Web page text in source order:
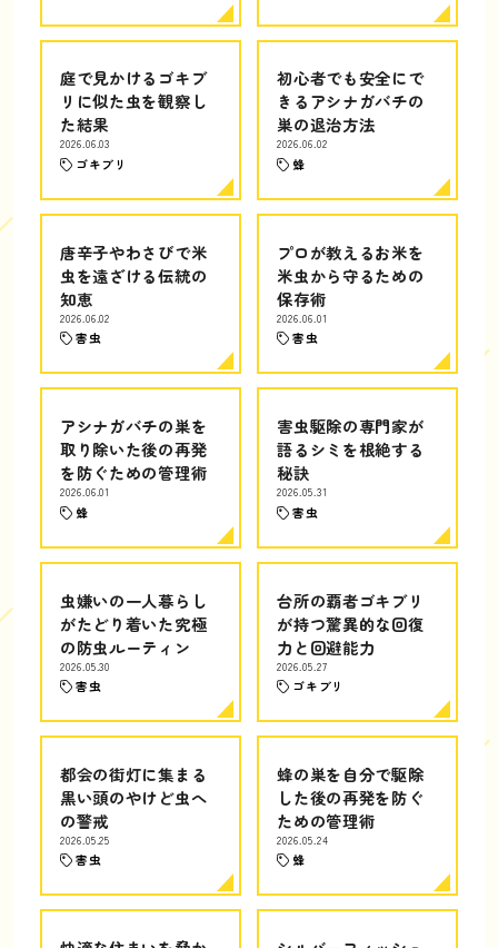
庭で見かけるゴキブ
リに似た虫を観察し
た結果
2026.06.03
ゴキブリ
初心者でも安全にで
きるアシナガバチの
巣の退治方法
2026.06.02
蜂
唐辛子やわさびで米
虫を遠ざける伝統の
知恵
2026.06.02
害虫
プロが教えるお米を
米虫から守るための
保存術
2026.06.01
害虫
アシナガバチの巣を
取り除いた後の再発
を防ぐための管理術
2026.06.01
蜂
害虫駆除の専門家が
語るシミを根絶する
秘訣
2026.05.31
害虫
虫嫌いの一人暮らし
がたどり着いた究極
の防虫ルーティン
2026.05.30
害虫
台所の覇者ゴキブリ
が持つ驚異的な回復
力と回避能力
2026.05.27
ゴキブリ
都会の街灯に集まる
黒い頭のやけど虫へ
の警戒
2026.05.25
害虫
蜂の巣を自分で駆除
した後の再発を防ぐ
ための管理術
2026.05.24
蜂